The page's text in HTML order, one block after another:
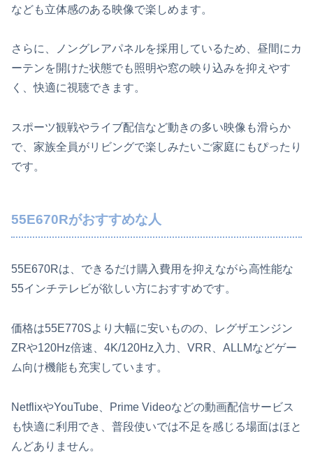
なども立体感のある映像で楽しめます。
さらに、ノングレアパネルを採用しているため、昼間にカ
ーテンを開けた状態でも照明や窓の映り込みを抑えやす
く、快適に視聴できます。
スポーツ観戦やライブ配信など動きの多い映像も滑らか
で、家族全員がリビングで楽しみたいご家庭にもぴったり
です。
55E670Rがおすすめな人
55E670Rは、できるだけ購入費用を抑えながら高性能な
55インチテレビが欲しい方におすすめです。
価格は55E770Sより大幅に安いものの、レグザエンジン
ZRや120Hz倍速、4K/120Hz入力、VRR、ALLMなどゲー
ム向け機能も充実しています。
NetflixやYouTube、Prime Videoなどの動画配信サービス
も快適に利用でき、普段使いでは不足を感じる場面はほと
んどありません。